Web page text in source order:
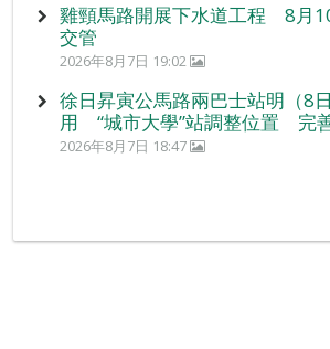
雞頸馬路開展下水道工程 8月
交管
2026年8月7日 19:02
徐日昇寅公馬路兩巴士站明（8
用 “城市大學”站調整位置 完
2026年8月7日 18:47